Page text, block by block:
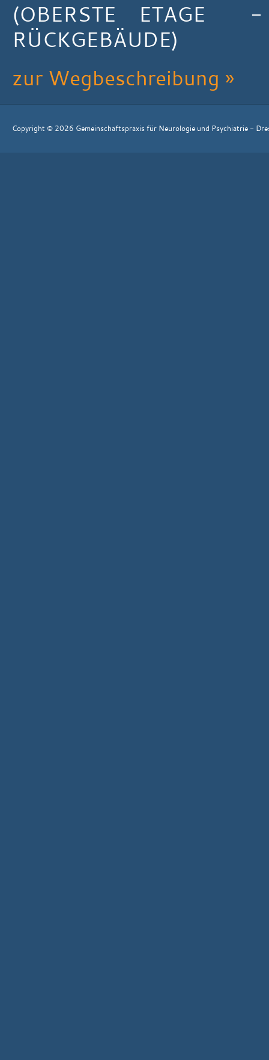
(OBERSTE ETAGE
RÜCKGEBÄUDE)
zur Wegbeschreibung »
Copyright © 2026 Gemeinschaftspraxis für Neurologie und Psychiatrie -